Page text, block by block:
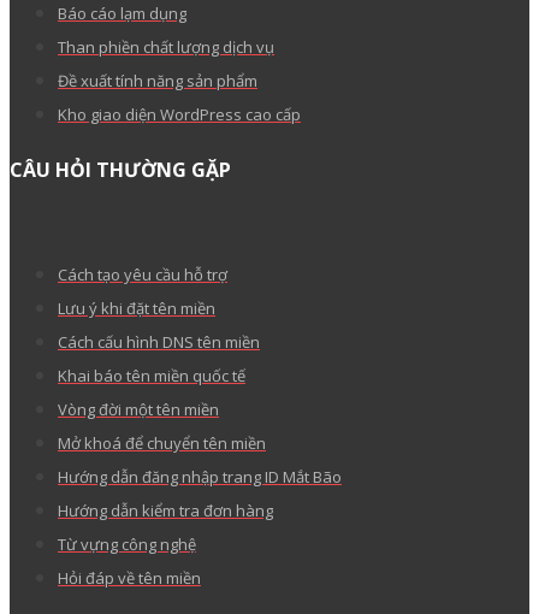
Báo cáo lạm dụng
Than phiền chất lượng dịch vụ
Đề xuất tính năng sản phẩm
Kho giao diện WordPress cao cấp
CÂU HỎI THƯỜNG GẶP
Cách tạo yêu cầu hỗ trợ
Lưu ý khi đặt tên miền
Cách cấu hình DNS tên miền
Khai báo tên miền quốc tế
Vòng đời một tên miền
Mở khoá để chuyển tên miền
Hướng dẫn đăng nhập trang ID Mắt Bão
Hướng dẫn kiểm tra đơn hàng
Từ vựng công nghệ
Hỏi đáp về tên miền